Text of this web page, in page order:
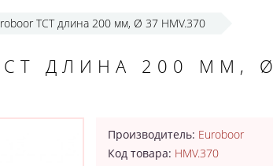
TCT длина 200 мм, Ø 37 HMV.370
ДЛИНА 200 ММ, Ø
Производитель: Euroboor
Код товара: HMV.370